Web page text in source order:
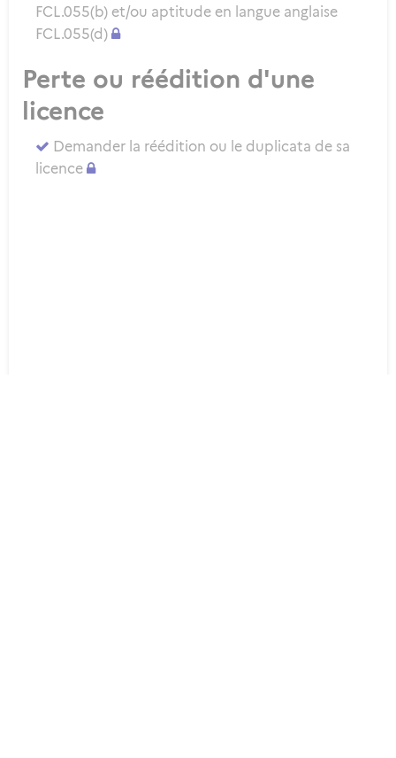
FCL.055(b) et/ou aptitude en langue anglaise
FCL.055(d)
Perte ou réédition d'une
licence
Demander la réédition ou le duplicata de sa
licence